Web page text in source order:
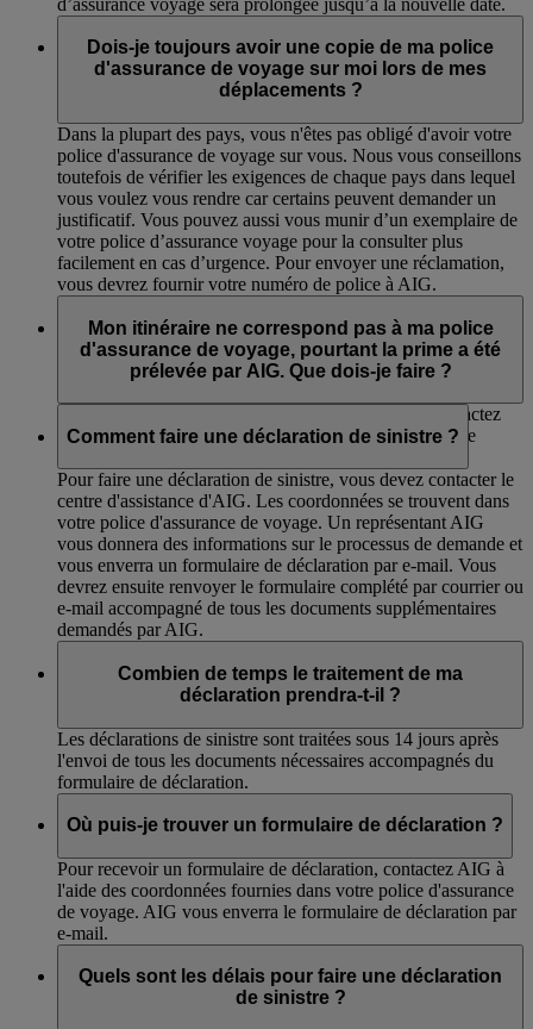
Dois-je toujours avoir une copie de ma police
d'assurance de voyage sur moi lors de mes
déplacements ?
Dans la plupart des pays, vous n'êtes pas obligé d'avoir votre
police d'assurance de voyage sur vous. Nous vous conseillons
toutefois de vérifier les exigences de chaque pays dans lequel
vous voulez vous rendre car certains peuvent demander un
justificatif. Vous pouvez aussi vous munir d’un exemplaire de
votre police d’assurance voyage pour la consulter plus
facilement en cas d’urgence. Pour envoyer une réclamation,
vous devrez fournir votre numéro de police à AIG.
Mon itinéraire ne correspond pas à ma police
d'assurance de voyage, pourtant la prime a été
prélevée par AIG. Que dois-je faire ?
Pour confirmer que votre police est bien correcte, contactez
AIG à l'aide des coordonnées fournies dans votre police
Comment faire une déclaration de sinistre ?
Pour faire une déclaration de sinistre, vous devez contacter le
centre d'assistance d'AIG. Les coordonnées se trouvent dans
votre police d'assurance de voyage. Un représentant AIG
vous donnera des informations sur le processus de demande et
vous enverra un formulaire de déclaration par e-mail. Vous
devrez ensuite renvoyer le formulaire complété par courrier ou
e-mail accompagné de tous les documents supplémentaires
demandés par AIG.
Combien de temps le traitement de ma
déclaration prendra-t-il ?
Les déclarations de sinistre sont traitées sous 14 jours après
l'envoi de tous les documents nécessaires accompagnés du
formulaire de déclaration.
Où puis-je trouver un formulaire de déclaration ?
Pour recevoir un formulaire de déclaration, contactez AIG à
l'aide des coordonnées fournies dans votre police d'assurance
de voyage. AIG vous enverra le formulaire de déclaration par
e-mail.
Quels sont les délais pour faire une déclaration
de sinistre ?